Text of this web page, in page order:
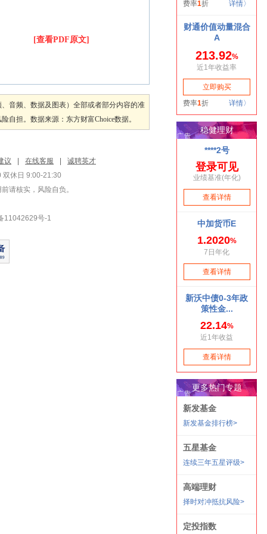
[查看PDF原文]
音频、数据及图表）全部或者部分内容的准
担。数据来源：东方财富Choice数据。
议 在线客服
诚聘英才
双休日 9:00-21:30
请核实，风险自负。
11042629号-1